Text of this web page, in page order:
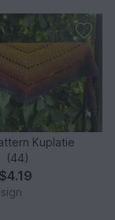
Kuplatie
(44)